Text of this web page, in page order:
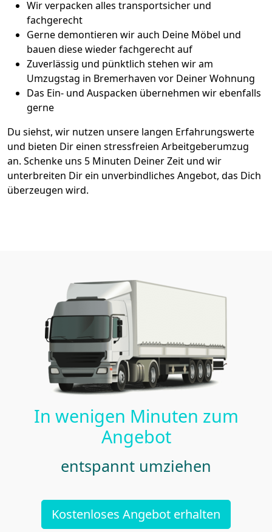
Wir verpacken alles transportsicher und
fachgerecht
Gerne demontieren wir auch Deine Möbel und
bauen diese wieder fachgerecht auf
Zuverlässig und pünktlich stehen wir am
Umzugstag in Bremer­haven vor Deiner Wohnung
Das Ein- und Auspacken übernehmen wir ebenfalls
gerne
Du siehst, wir nutzen unsere langen Erfahrungswerte
und bieten Dir einen stressfreien Arbeitgeberumzug
an. Schenke uns 5 Minuten Deiner Zeit und wir
unterbreiten Dir ein unverbindliches Angebot, das Dich
überzeugen wird.
In wenigen Minuten zum
Angebot
entspannt umziehen
Kostenloses Angebot erhalten